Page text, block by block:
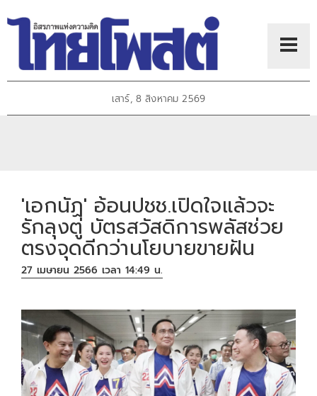
เสาร์, 8 สิงหาคม 2569
'เอกนัฏ' อ้อนปชช.เปิดใจแล้วจะ
รักลุงตู่ บัตรสวัสดิการพลัสช่วย
ตรงจุดดีกว่านโยบายขายฝัน
27 เมษายน 2566 เวลา 14:49 น.